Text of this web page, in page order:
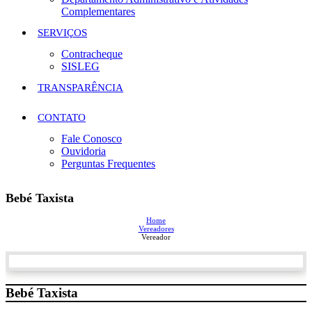
Complementares
SERVIÇOS
Contracheque
SISLEG
TRANSPARÊNCIA
CONTATO
Fale Conosco
Ouvidoria
Perguntas Frequentes
Bebé Taxista
Home
Vereadores
Vereador
Bebé Taxista